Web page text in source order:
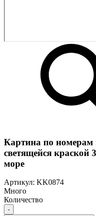
Картина по номерам
светящейся
море
Артикул: KK0874
Много
Количество
-